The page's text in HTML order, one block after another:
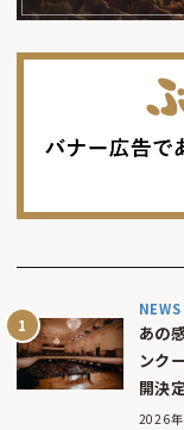
NEWS
あの
ンク
開決
2026